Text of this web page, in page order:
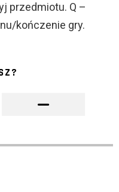
przedmiotu. Q –
kończenie gry.